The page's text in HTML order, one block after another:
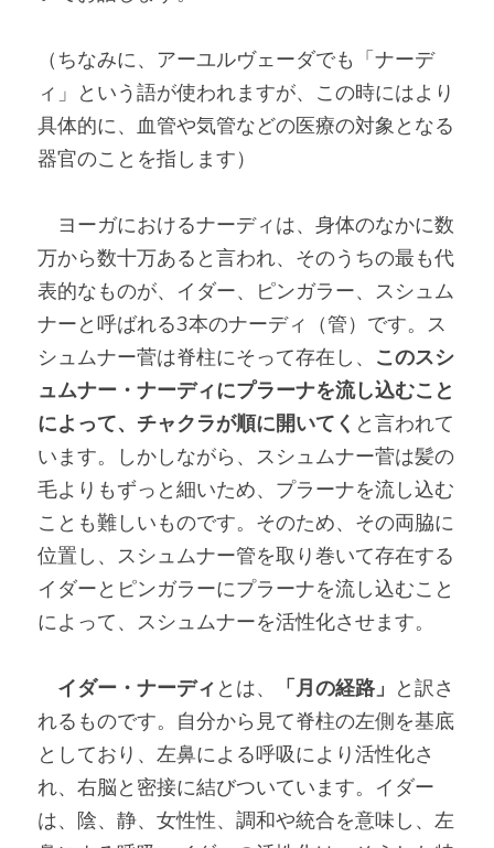
（ちなみに、アーユルヴェーダでも「ナーデ
ィ」という語が使われますが、この時にはより
具体的に、血管や気管などの医療の対象となる
器官のことを指します）
ヨーガにおけるナーディは、身体のなかに数
万から数十万あると言われ、そのうちの最も代
表的なものが、イダー、ピンガラー、スシュム
ナーと呼ばれる3本のナーディ（管）です。ス
シュムナー菅は脊柱にそって存在し、 このスシ
ュムナー・ナーディにプラーナを流し込むこと
によって、チャクラが順に開いてく と言われて
います。しかしながら、スシュムナー菅は髪の
毛よりもずっと細いため、プラーナを流し込む
ことも難しいものです。そのため、その両脇に
位置し、スシュムナー管を取り巻いて存在する
イダーとピンガラーにプラーナを流し込むこと
によって、スシュムナーを活性化させます。
イダー・ナーディ とは、 「月の経路」 と訳さ
れるものです。自分から見て脊柱の左側を基底
としており、左鼻による呼吸により活性化さ
れ、右脳と密接に結びついています。イダー
は、陰、静、女性性、調和や統合を意味し、左